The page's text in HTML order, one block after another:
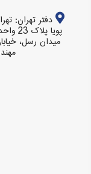
دفتر تهران: